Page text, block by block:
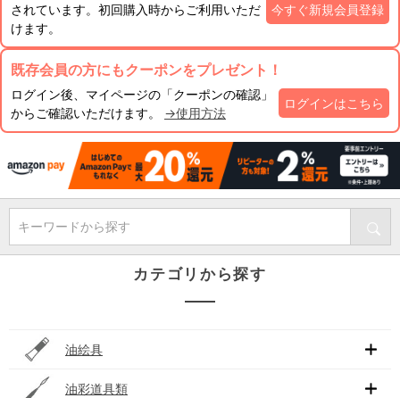
されています。初回購入時からご利用いただ
けます。
今すぐ新規会員登録
既存会員の方にもクーポンをプレゼント！
ログイン後、マイページの「クーポンの確認」
からご確認いただけます。 →使用方法
ログインはこちら
キーワードから探す
カテゴリから探す
油絵具
油彩道具類